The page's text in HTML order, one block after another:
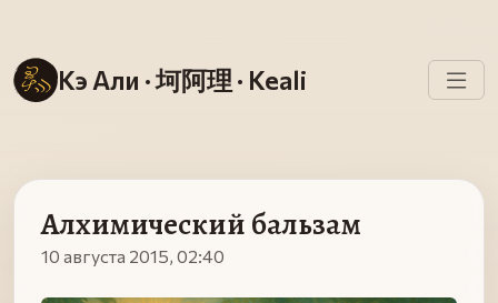
Кэ Али · 坷阿理 · Keali
Алхимический бальзам
10 августа 2015, 02:40